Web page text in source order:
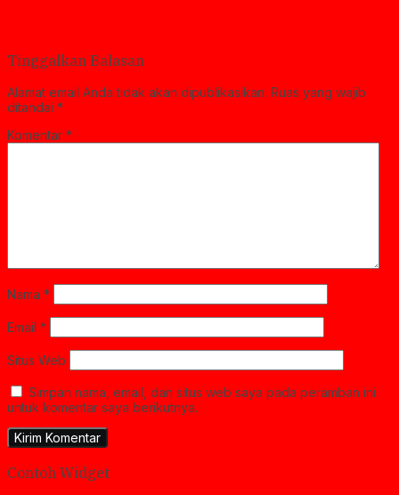
Tinggalkan Balasan
Alamat email Anda tidak akan dipublikasikan. Ruas yang wajib
ditandai *
Komentar *
Nama *
Email *
Situs Web
Simpan nama, email, dan situs web saya pada peramban ini
untuk komentar saya berikutnya.
Contoh Widget